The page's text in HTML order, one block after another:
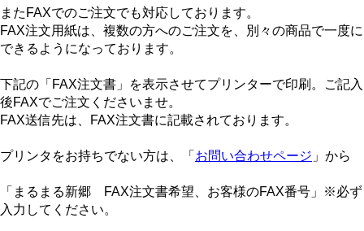
またFAXでのご注文でも対応しております。
FAX注文用紙は、複数の方へのご注文を、別々の商品で一度に
できるようになっております。
下記の「FAX注文書」を表示させてプリンターで印刷。ご記入
後FAXでご注文くださいませ。
FAX送信先は、FAX注文書に記載されております。
プリンタをお持ちでない方は、「 お問い合わせページ 」から
「まるまる新郷 FAX注文書希望、お客様のFAX番号」※必ず
入力してください。